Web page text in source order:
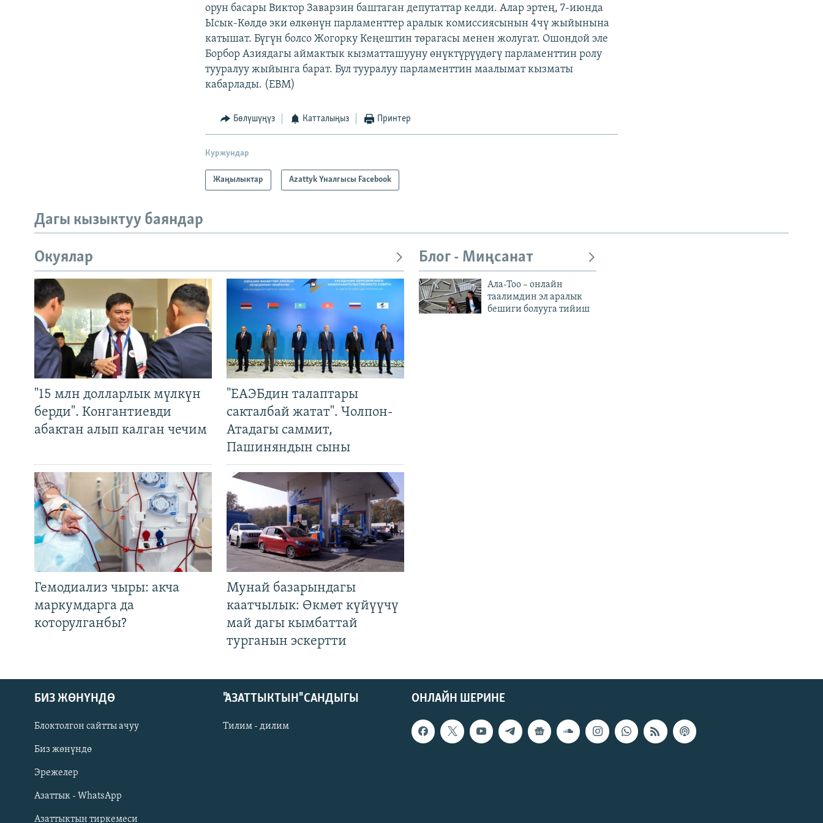
Русский
ОНЛАЙН ШЕРИНЕ
орун басары Виктор Заварзин баштаган депутаттар келди. Алар эртең, 7-июнда
Ысык-Көлдө эки өлкөнүн парламенттер аралык комиссиясынын 4чү жыйынына
катышат. Бүгүн болсо Жогорку Кеңештин төрагасы менен жолугат. Ошондой эле
Борбор Азиядагы аймактык кызматташууну өнүктүрүүдөгү парламенттин ролу
тууралуу жыйынга барат. Бул тууралуу парламенттин маалымат кызматы
кабарлады. (EBM)
Бөлүшүңүз Катталыңыз Принтер
Куржундар
Жаңылыктар Azattyk Үналгысы Facebook
Дагы кызыктуу баяндар
Окуялар
"15 млн долларлык мүлкүн
берди". Конгантиевди
абактан алып калган чечим
"ЕАЭБдин талаптары
сакталбай жатат". Чолпон-
Атадагы саммит,
Пашиняндын сыны
Гемодиализ чыры: акча
маркумдарга да
которулганбы?
Мунай базарындагы
каатчылык: Өкмөт күйүүчү
май дагы кымбаттай
турганын эскертти
Блог - Миңсанат
Ала-Тоо – онлайн
таалимдин эл аралык
бешиги болууга тийиш
ОНЛАЙН ШЕРИНЕ
БИЗ ЖӨНҮНДӨ
Блоктолгон сайтты ачуу
Биз жөнүндө
Эрежелер
Азаттык - WhatsApp
Азаттыктын тиркемеси
"АЗАТТЫКТЫН" САНДЫГЫ
Тилим - дилим